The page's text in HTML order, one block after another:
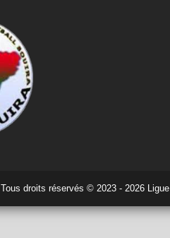
Tous droits réservés © 2023 - 2026